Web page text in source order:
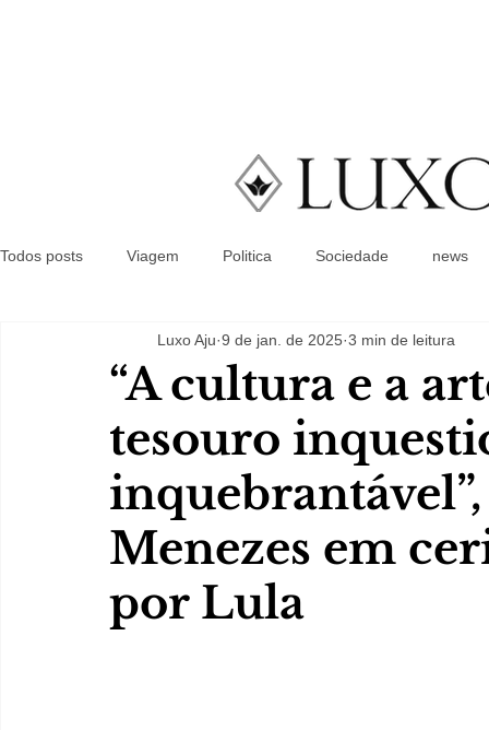
Todos posts Viagem Politica Sociedade news
“A cultura e a
tesouro
Menezes em
por Lula
Luxo Aju 9 de jan. de 2025 3 min de leitura